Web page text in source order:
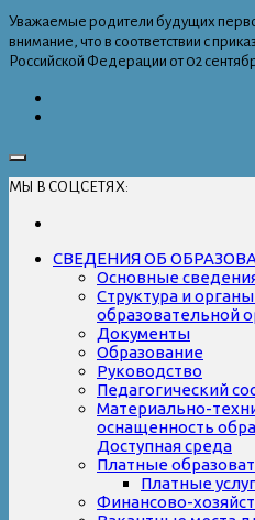
Уважаемые родители будущих
внимание, что в соответствии с
Российской Федерации от 02
МЫ В СОЦСЕТЯХ:
СВЕДЕНИЯ ОБ
Основные
Структура и
образовательной
Документы
Образование
Руководство
Педагогический
Материально-
оснащенность
Доступная среда
Платные
Платные
Финансово-